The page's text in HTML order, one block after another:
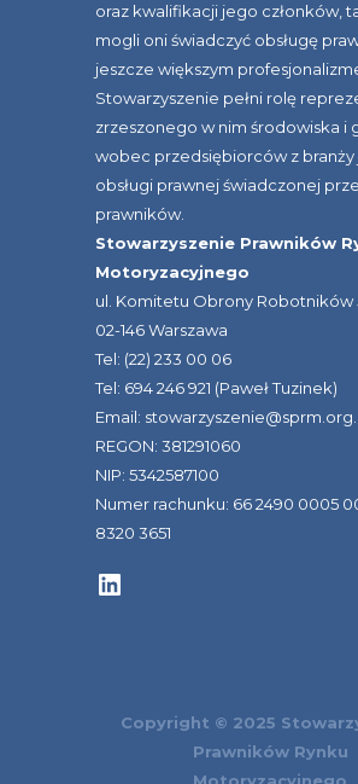
oraz kwalifikacji jego członków,
mogli oni świadczyć obsługę
jeszcze większym
Stowarzyszenie pełni rolę
zrzeszonego w nim środowiska i
wobec przedsiębiorców z branży
obsługi prawnej świadczonej
prawników.
Stowarzyszenie Prawników
Motoryzacyjnego
ul. Komitetu Obrony Robotników
02-146 Warszawa
Tel: (22) 233 00 06
Tel: 694 246 921 (Paweł Tuzinek)
Email:
REGON: 381291060
NIP: 5342587100
Numer rachunku: 66 2490 0005
8320 3651
LinkedIn
Copyright © 2025
Prawników Rynku